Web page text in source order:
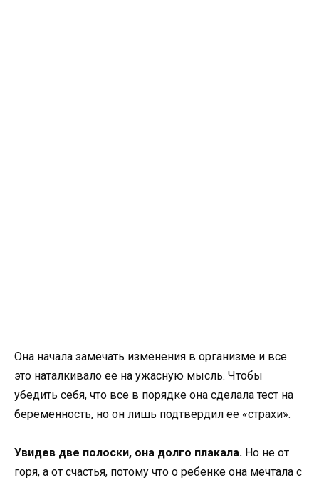
Она начала замечать изменения в организме и все
это наталкивало ее на ужасную мысль. Чтобы
убедить себя, что все в порядке она сделала тест на
беременность, но он лишь подтвердил ее «страхи».
Увидев две полоски, она долго плакала. Но не от
горя, а от счастья, потому что о ребенке она мечтала с